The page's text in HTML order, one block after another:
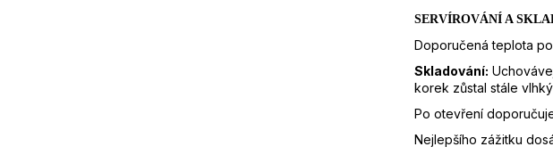
SERVÍROVÁNÍ A
Doporučená teplota
Skladování:
korek zůstal stále
Po otevření
Nejlepšího zážitku